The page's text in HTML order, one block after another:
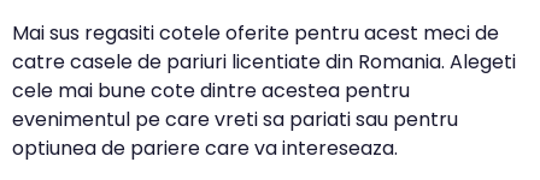
Mai sus regasiti cotele oferite pentru acest meci de
catre casele de pariuri licentiate din Romania. Alegeti
cele mai bune cote dintre acestea pentru
evenimentul pe care vreti sa pariati sau pentru
optiunea de pariere care va intereseaza.